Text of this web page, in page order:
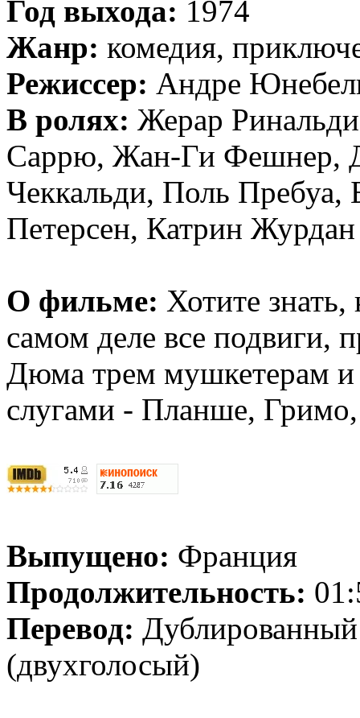
Год выхода: 1974
Жанр: комедия,
Режиссер: Андре
В ролях: Жерар
Саррю, Жан-Ги Фешнер,
Чеккальди, Поль Пребуа,
Петерсен, Катрин Журдан
О фильме: Хотите
самом деле все подвиги,
Дюма трем мушкетерам
слугами - Планше,
Выпущено: Франция
Продолжительность:
Перевод:
(двухголосый)